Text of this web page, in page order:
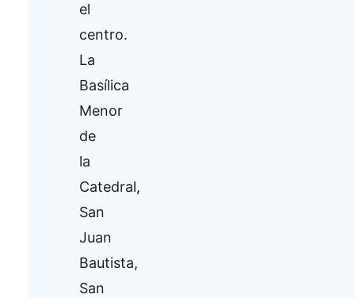
el
centro.
La
Basílica
Menor
de
la
Catedral,
San
Juan
Bautista,
San